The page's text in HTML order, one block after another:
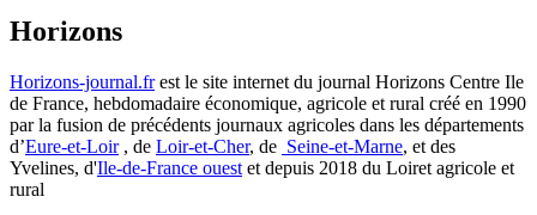
Horizons
Horizons-journal.frest le site internet du journal Horizons Centre Ile
de France, hebdomadaire économique, agricole et rural créé en 1990
par la fusion de précédents journaux agricoles dans les départements
d’Eure-et-Loir, de Loir-et-Cher, de Seine-et-Marne, et des
Yvelines, d'Ile-de-France ouest et depuis 2018 du Loiret agricole et
rural